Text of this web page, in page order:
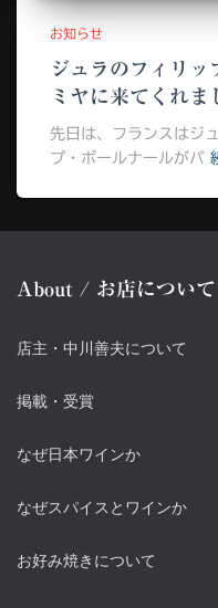
お知らせ
ジュラのフィリッ
ミヤに来てくれま
先日は、フランスはジ
プ・ボールナールがパ
About / お店について
店主・中川善夫について
掲載・受賞
なぜ日本ワインか
なぜスパイスとワインか
お好み焼きについて